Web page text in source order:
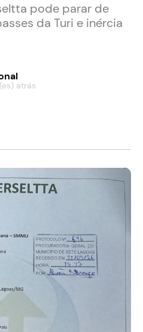
pode parar de
da Turi e inércia
atrás